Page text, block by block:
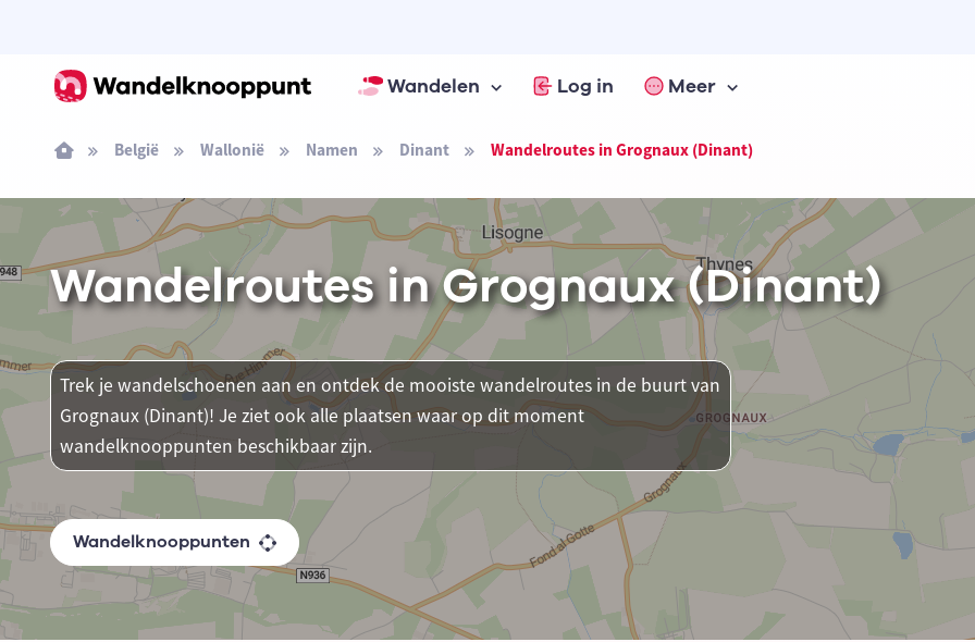
Wandelen Log in Meer
België Wallonië Namen Dinant Wandelroutes in Grognaux (Dinant)
Wandelroutes in Grognaux (Dinant)
Trek je wandelschoenen aan en ontdek de mooiste wandelroutes in de buurt van
Grognaux (Dinant)! Je ziet ook alle plaatsen waar op dit moment
wandelknooppunten beschikbaar zijn.
Wandelknooppunten